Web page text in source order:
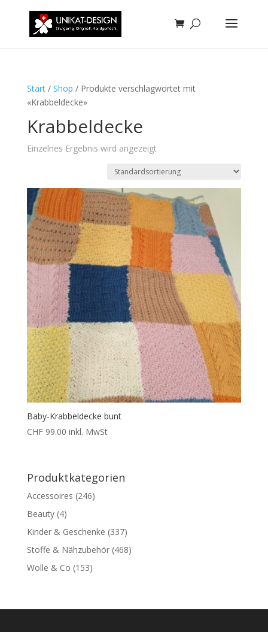
Start/ Shop / Produkte verschlagwortet mit
«Krabbeldecke»
Krabbeldecke
Einzelnes Ergebnis wird angezeigt
Baby-Krabbeldecke bunt
CHF99.00 inkl. MwSt
Produktkategorien
Accessoires (246)
Beauty (4)
Kinder & Geschenke (337)
Stoffe & Nähzubehör (468)
Wolle & Co (153)